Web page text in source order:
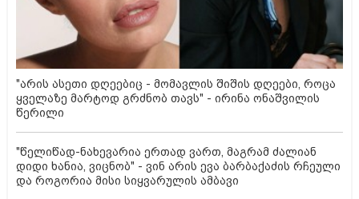
"არის ასეთი დღეებიც - მომავლის შიშის დღეები, როცა
ყველაზე მარტოდ გრძნობ თავს" - ირინა ონაშვილის
წერილი
"წელიწად-ნახევარია ერთად ვართ, მაგრამ ძალიან
დიდი ხანია, ვიცნობ" - ვინ არის ევა ბარბაქაძის რჩეული
და როგორია მისი სიყვარულის ამბავი